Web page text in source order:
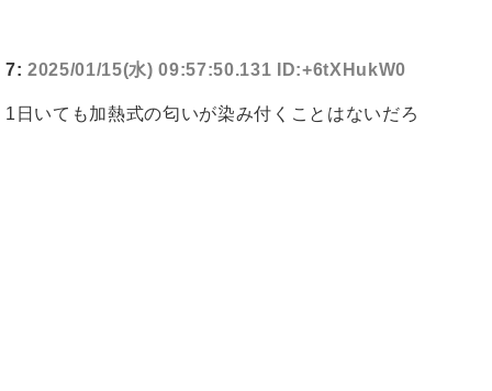
7: 2025/01/15(水) 09:57:50.131 ID:+6tXHukW0
1日いても加熱式の匂いが染み付くことはないだろ